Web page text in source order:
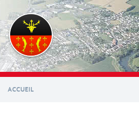
contenu
principal
ACCUEIL